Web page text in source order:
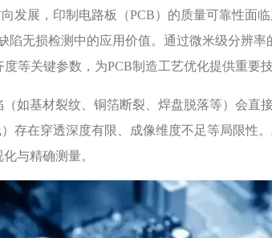
发展，印制电路板（PCB）的质量可靠性面
陷无损检测中的应用价值。通过微米级分辨
等关键参数，为PCB制造工艺优化提供重要技
如基材裂纹、铜箔断裂、焊盘脱落等）会直
存在穿透深度有限、成像维度不足等局限性
与精确测量。